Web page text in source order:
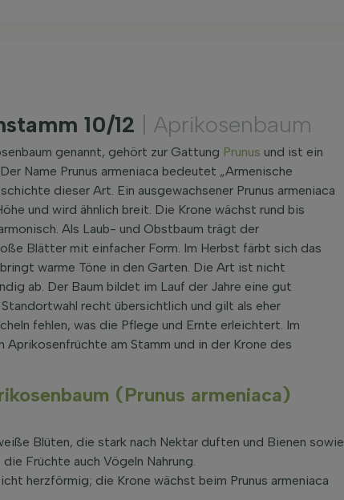
10/12 | Aprikosenbaum
genannt, gehört zur Gattung Prunus und ist ein
Name Prunus armeniaca bedeutet „Armenische
dieser Art. Ein ausgewachsener Prunus armeniaca
und wird ähnlich breit. Die Krone wächst rund bis
Als Laub- und Obstbaum trägt der
Blätter mit einfacher Form. Im Herbst färbt sich das
warme Töne in den Garten. Die Art ist nicht
ab. Der Baum bildet im Lauf der Jahre eine gut
recht übersichtlich und gilt als eher
fehlen, was die Pflege und Ernte erleichtert. Im
am Stamm und in der Krone des
(Prunus armeniaca)
Blüten, die stark nach Nektar duften und Bienen sowie
Früchte auch Vögeln Nahrung.
herzförmig; die Krone wächst beim Prunus armeniaca